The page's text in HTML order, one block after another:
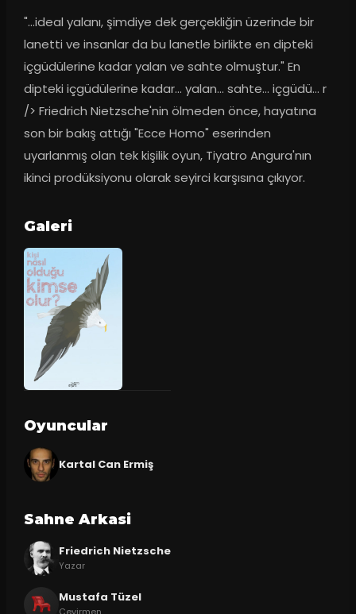
"...ideal yalanı, şimdiye dek gerçekliğin üzerinde bir
lanetti ve insanlar da bu lanetle birlikte en dipteki
içgüdülerine kadar yalan ve sahte olmuştur." En
dipteki içgüdülerine kadar... yalan... sahte... içgüdü... r
/> Friedrich Nietzsche'nin ölmeden önce, hayatına
son bir bakış attığı "Ecce Homo" eserinden
uyarlanmış olan tek kişilik oyun, Tiyatro Angura'nın
ikinci prodüksiyonu olarak seyirci karşısına çıkıyor.
Galeri
Oyuncular
Kartal Can Ermiş
Sahne Arkasi
Friedrich Nietzsche
Yazar
Mustafa Tüzel